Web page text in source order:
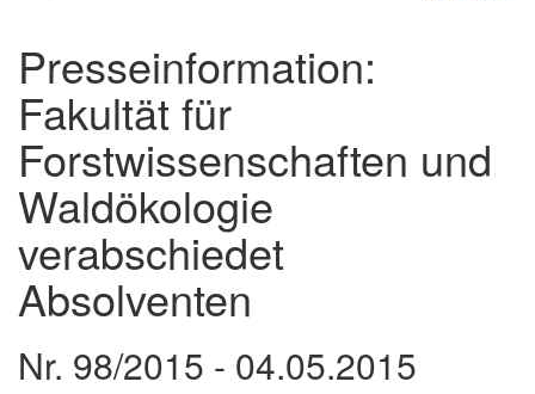
Presseinformation:
Fakultät für
Forstwissenschaften und
Waldökologie
verabschiedet
Absolventen
Nr. 98/2015 - 04.05.2015